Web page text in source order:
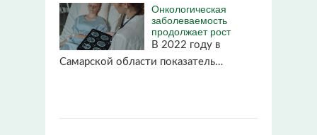
Онкологическая
заболеваемость
продолжает рост
В 2022 году в
Самарской области показатель…